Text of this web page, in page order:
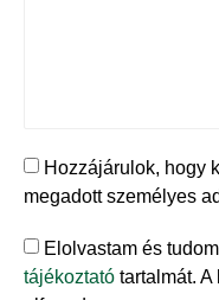
Hozzájárulok, hogy
megadott személyes
Elolvastam és
tájékoztató tartalmát.